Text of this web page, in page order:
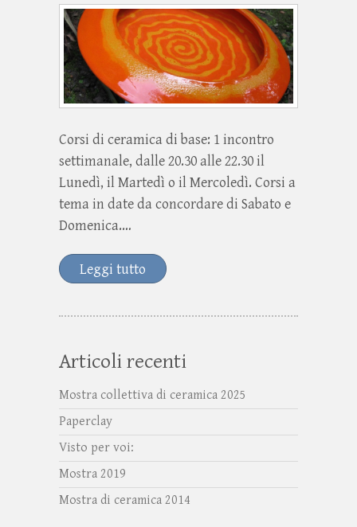
Corsi di ceramica di base: 1 incontro
settimanale, dalle 20.30 alle 22.30 il
Lunedì, il Martedì o il Mercoledì. Corsi a
tema in date da concordare di Sabato e
Domenica.…
Leggi tutto
Articoli recenti
Mostra collettiva di ceramica 2025
Paperclay
Visto per voi:
Mostra 2019
Mostra di ceramica 2014